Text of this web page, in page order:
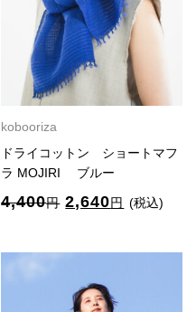
kobooriza
ドライコットン ショートマフ
ラ MOJIRI ブルー
4,400円 元
価
は
2,640円 現
の
(税込)